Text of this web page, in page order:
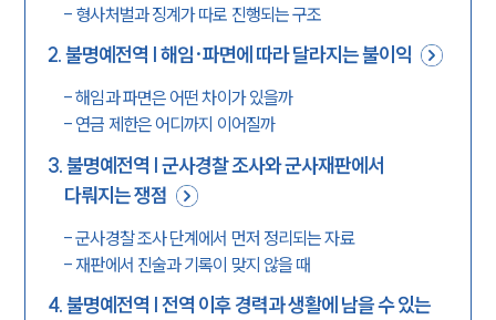
- 형사처벌과 징계가 따로 진행되는 구조
2.불명예전역 | 해임·파면에 따라 달라지는 불이익
-해임과 파면은 어떤 차이가 있을까
-연금 제한은 어디까지 이어질까
3.불명예전역 | 군사경찰 조사와 군사재판에서
다뤄지는 쟁점
-군사경찰 조사 단계에서 먼저 정리되는 자료
- 재판에서 진술과 기록이 맞지 않을 때
4.불명예전역 | 전역 이후 경력과 생활에 남을 수 있는